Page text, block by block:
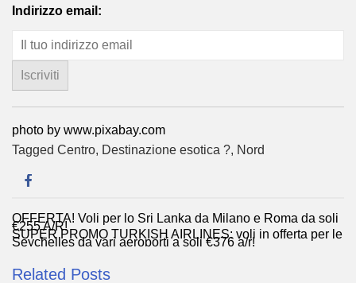
Indirizzo email:
photo by www.pixabay.com
Tagged Centro, Destinazione esotica ?, Nord
Navigazione
articoli
OFFERTA! Voli per lo Sri Lanka da Milano e Roma da soli
€255 A/R!
SUPER PROMO TURKISH AIRLINES: voli in offerta per le
Seychelles da vari aeroporti a soli €376 a/r!
Related Posts